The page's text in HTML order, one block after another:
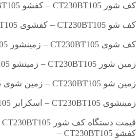
کف شور CT230BT105 – کفشو CT230BT105 –
کف شو CT230BT105 – کفشوی CT230BT105 –
کف شوی CT230BT105 – زمینشور CT230BT105 –
زمین شور CT230BT105 – زمینشو CT230BT105 –
زمین شو CT230BT105 – زمین شوی CT230BT105 –
زمینشوی CT230BT105 – اسکرابر CT230BT105 –
کفشو CT230BT105 –